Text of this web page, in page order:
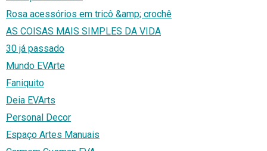
Rosa acessórios em tricô &amp; crochê
AS COISAS MAIS SIMPLES DA VIDA
30 já passado
Mundo EVArte
Faniquito
Deia EVArts
Personal Decor
Espaço Artes Manuais